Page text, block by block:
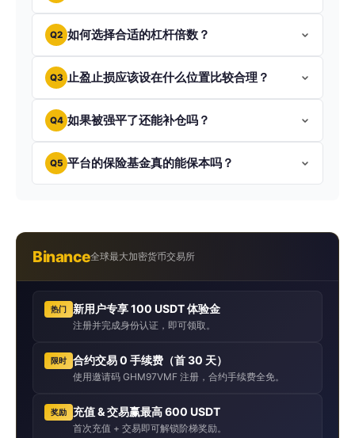
Q2 如何选择合适的杠杆倍数？
Q3 止盈止损应该设在什么位置比较合理？
Q4 如果被强平了还能补仓吗？
Q5 平台的保险基金真的能保本吗？
Binance全球最大加密货币交易所
热门 新用户专享 100 USDT 体验金
注册并完成身份认证，即可领取。
限时 合约交易 0 手续费（首 30 天）
使用邀请码 GHM97VMF 注册，合约手续费全免。
奖励 充值 & 交易赢最高 600 USDT
首次充值 + 交易即可解锁阶梯奖励。